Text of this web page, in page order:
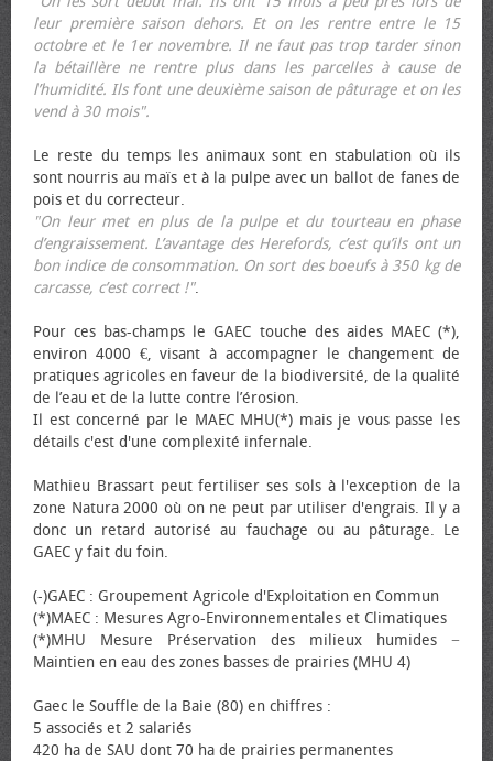
leur première saison dehors. Et on les rentre entre le 15
octobre et le 1er novembre. Il ne faut pas trop tarder sinon
la bétaillère ne rentre plus dans les parcelles à cause de
l’humidité. Ils font une deuxième saison de pâturage et on les
vend à 30 mois".
Le reste du temps les animaux sont en stabulation où ils
sont nourris au maïs et à la pulpe avec un ballot de fanes de
pois et du correcteur.
"On leur met en plus de la pulpe et du tourteau en phase
d’engraissement. L’avantage des Herefords, c’est qu’ils ont un
bon indice de consommation. On sort des bœufs à 350 kg de
carcasse, c’est correct !".
Pour ces bas-champs le GAEC touche des aides MAEC (*),
environ 4000 €, visant à accompagner le changement de
pratiques agricoles en faveur de la biodiversité, de la qualité
de l’eau et de la lutte contre l’érosion.
Il est concerné par le MAEC MHU(*) mais je vous passe les
détails c'est d'une complexité infernale.
Mathieu Brassart peut fertiliser ses sols à l'exception de la
zone Natura 2000 où on ne peut par utiliser d'engrais. Il y a
donc un retard autorisé au fauchage ou au pâturage. Le
GAEC y fait du foin.
(-)GAEC : Groupement Agricole d'Exploitation en Commun
(*)MAEC : Mesures Agro-Environnementales et Climatiques
(*)MHU Mesure Préservation des milieux humides −
Maintien en eau des zones basses de prairies (MHU 4)
Gaec le Souffle de la Baie (80) en chiffres :
5 associés et 2 salariés
420 ha de SAU dont 70 ha de prairies permanentes